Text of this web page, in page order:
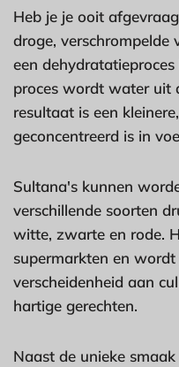
Heb je je ooit
droge, verschrompelde
een
proces wordt water uit
resultaat is een
geconcentreerd is in
Sultana's kunnen
verschillende soorten
witte, zwarte en rode.
supermarkten en
verscheidenheid aan
hartige gerechten.
Naast de unieke